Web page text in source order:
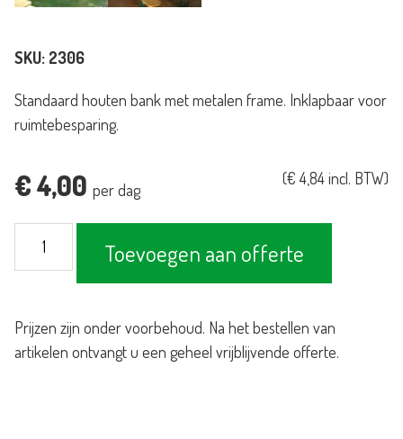
SKU: 2306
Standaard houten bank met metalen frame. Inklapbaar voor
ruimtebesparing.
€4,00 per dag
(€4,84incl. BTW)
bankenset
Toevoegen aan offerte
Prijzen zijn onder voorbehoud. Na het bestellen van
artikelen ontvangt u een geheel vrijblijvende offerte.